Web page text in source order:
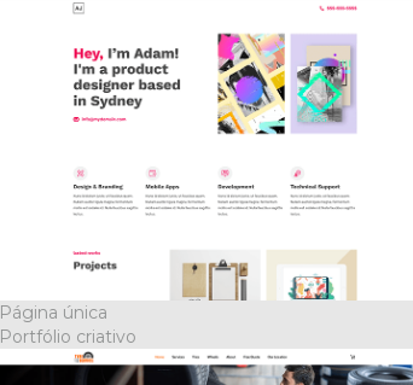
Página única
Portfólio criativo